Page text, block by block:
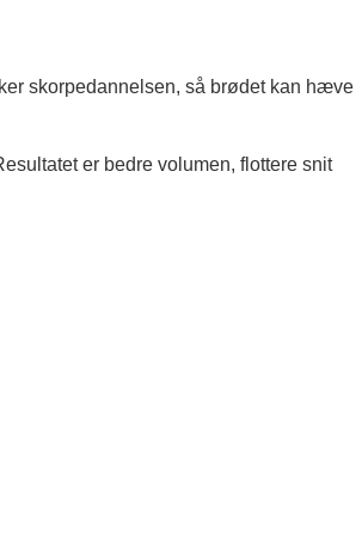
skorpedannelsen, så brødet kan hæve
er bedre volumen, flottere snit